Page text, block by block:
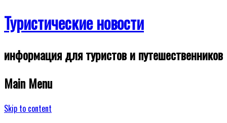
Туристические новости
информация для туристов и путешественников
Main Menu
Skip to content